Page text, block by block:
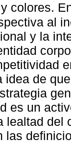
colores.
al
y la
idea de
es un
lealtad del
las